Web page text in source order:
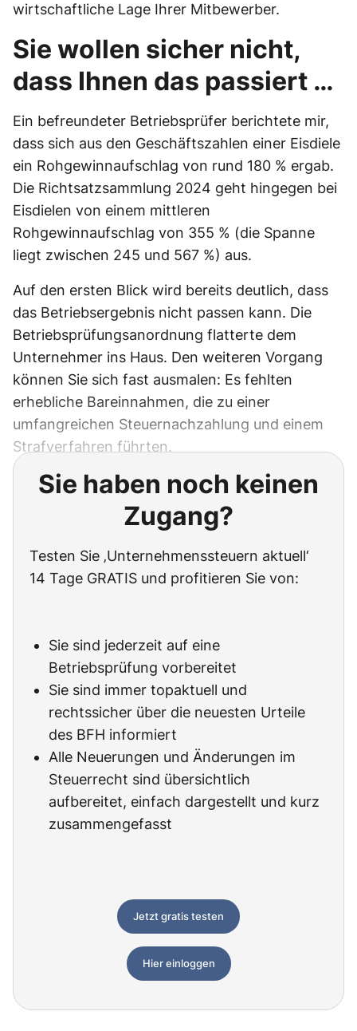
wirtschaftliche Lage Ihrer Mitbewerber.
Sie wollen sicher nicht,
dass Ihnen das passiert …
Ein befreundeter Betriebsprüfer berichtete mir,
dass sich aus den Geschäftszahlen einer Eisdiele
ein Rohgewinnaufschlag von rund 180 % ergab.
Die Richtsatzsammlung 2024 geht hingegen bei
Eisdielen von einem mittleren
Rohgewinnaufschlag von 355 % (die Spanne
liegt zwischen 245 und 567 %) aus.
Auf den ersten Blick wird bereits deutlich, dass
das Betriebsergebnis nicht passen kann. Die
Betriebsprüfungsanordnung flatterte dem
Unternehmer ins Haus. Den weiteren Vorgang
können Sie sich fast ausmalen: Es fehlten
erhebliche Bareinnahmen, die zu einer
umfangreichen Steuernachzahlung und einem
Strafverfahren führten.
Sie haben noch keinen
Zugang?
Testen Sie ‚Unternehmenssteuern aktuell‘
14 Tage GRATIS und profitieren Sie von:
Sie sind jederzeit auf eine
Betriebsprüfung vorbereitet
Sie sind immer topaktuell und
rechtssicher über die neuesten Urteile
des BFH informiert
Alle Neuerungen und Änderungen im
Steuerrecht sind übersichtlich
aufbereitet, einfach dargestellt und kurz
zusammengefasst
Jetzt gratis testen
Hier einloggen